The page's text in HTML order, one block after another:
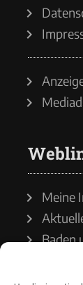
Meine
Baden